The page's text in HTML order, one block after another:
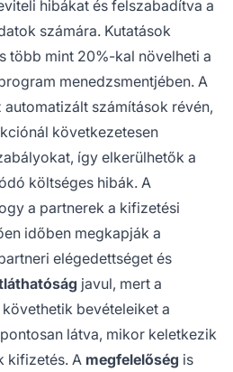
hibákat és felszabadítva a
számára. Kutatások
több mint 20%-kal növelheti a
menedzsmentjében. A
automatizált számítások révén,
következetesen
így elkerülhetők a
költséges hibák. A
a partnerek a kifizetési
időben megkapják a
elégedettséget és
javul, mert a
bevételeiket a
látva, mikor keletkezik
kifizetés. A megfelelőség is